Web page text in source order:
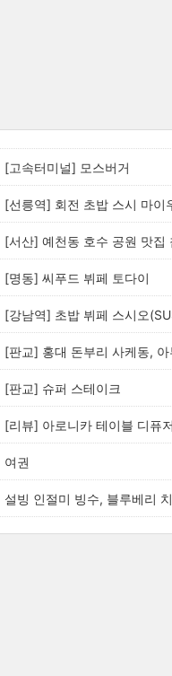
[고속터미널] 모스버거
[선릉역] 회전 초밥 스시 마이
[서산] 예천동 호수 공원 맛집
[명동] 씨푸드 뷔페 토다이
[강남역] 초밥 뷔페 스시오
[판교] 홍대 돈부리 사케동,
[판교] 슈퍼 스테이크
[리뷰] 아로니카 테이블 디퓨
여권
설빙 인절미 빙수, 블루베리